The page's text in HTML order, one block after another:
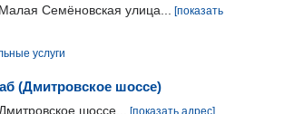
Малая Семёновская улица...
[показать
услуги
(Дмитровское шоссе)
Дмитровское шоссе...
[показать адрес]